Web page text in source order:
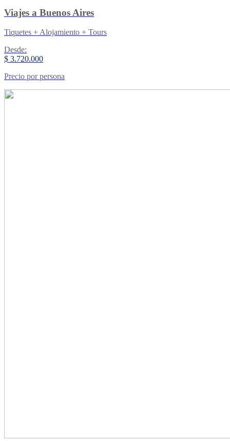
Viajes a Buenos Aires
Tiquetes + Alojamiento + Tours
Desde:
$ 3.720.000
Precio por persona